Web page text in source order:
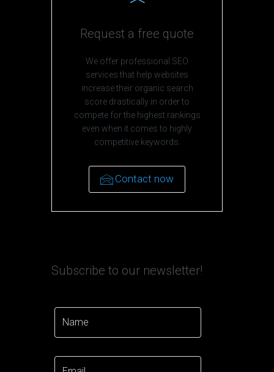
Request a free quote
We offer professional SEO
services that help websites
increase their organic search
score drastically in order to
compete for the highest rankings
even when it comes to highly
competitive keywords.
Contact now
Subscribe to our newsletter!